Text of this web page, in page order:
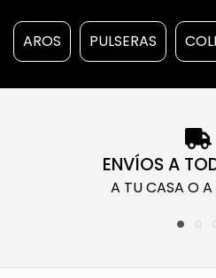
AROS PULSERAS
ENVÍOS A
A TU CASA O A